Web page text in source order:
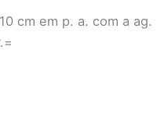
cm em p. a. com a ag.